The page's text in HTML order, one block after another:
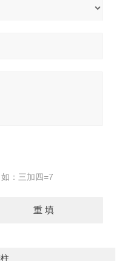
：三加四=7